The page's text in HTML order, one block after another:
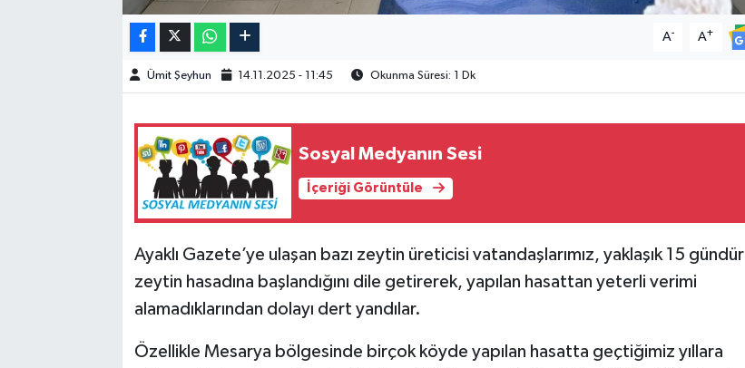
A- A+
Ümit Şeyhun 14.11.2025 - 11:45 Okunma Süresi: 1 Dk
Sosyal Medyanın Sesi
İçeriği Görüntüle
Ayaklı Gazete’ye ulaşan bazı zeytin üreticisi vatandaşlarımız, yaklaşık 15 gündür
zeytin hasadına başlandığını dile getirerek, yapılan hasattan yeterli verimi
alamadıklarından dolayı dert yandılar.
Özellikle Mesarya bölgesinde birçok köyde yapılan hasatta geçtiğimiz yıllara